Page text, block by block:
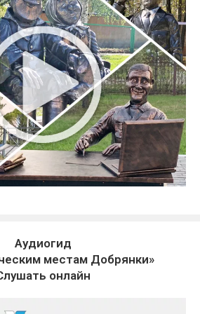
Аудиогид
местам Добрянки»
онлайн